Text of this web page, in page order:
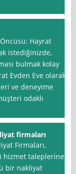
Öncüsü: Hayrat
istediğinizde,
bulmak kolay
Evden Eve olarak,
ve deneyime
odaklı
firmaları
Firmaları,
hizmet taleplerine
bir nakliyat